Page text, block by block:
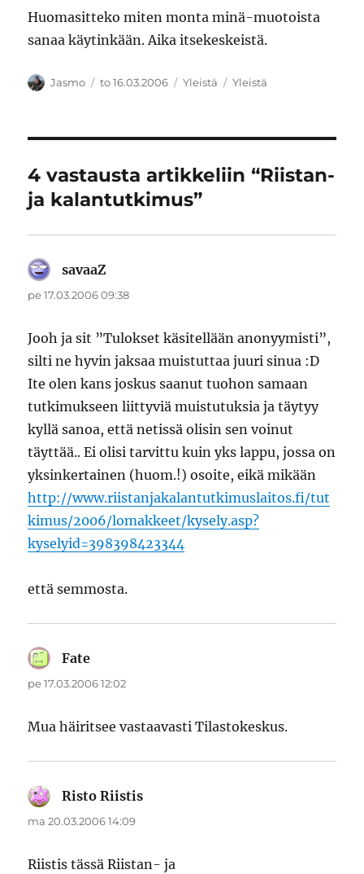
Huomasitteko miten monta minä-muotoista
sanaa käytinkään. Aika itsekeskeistä.
Kirjoittaja
Jasmo Julkaistu
to 16.03.2006 Kategoriat
Yleistä Avainsanat
Yleistä
4 vastausta artikkeliin “Riistan-
ja kalantutkimus”
savaaZ
pe 17.03.2006 09:38
Jooh ja sit ”Tulokset käsitellään anonyymisti”,
silti ne hyvin jaksaa muistuttaa juuri sinua :D
Ite olen kans joskus saanut tuohon samaan
tutkimukseen liittyviä muistutuksia ja täytyy
kyllä sanoa, että netissä olisin sen voinut
täyttää.. Ei olisi tarvittu kuin yks lappu, jossa on
yksinkertainen (huom.!) osoite, eikä mikään
http://www.riistanjakalantutkimuslaitos.fi/tut
kimus/2006/lomakkeet/kysely.asp?
kyselyid=398398423344
että semmosta.
Fate
pe 17.03.2006 12:02
Mua häiritsee vastaavasti Tilastokeskus.
Risto Riistis
ma 20.03.2006 14:09
Riistis tässä Riistan- ja